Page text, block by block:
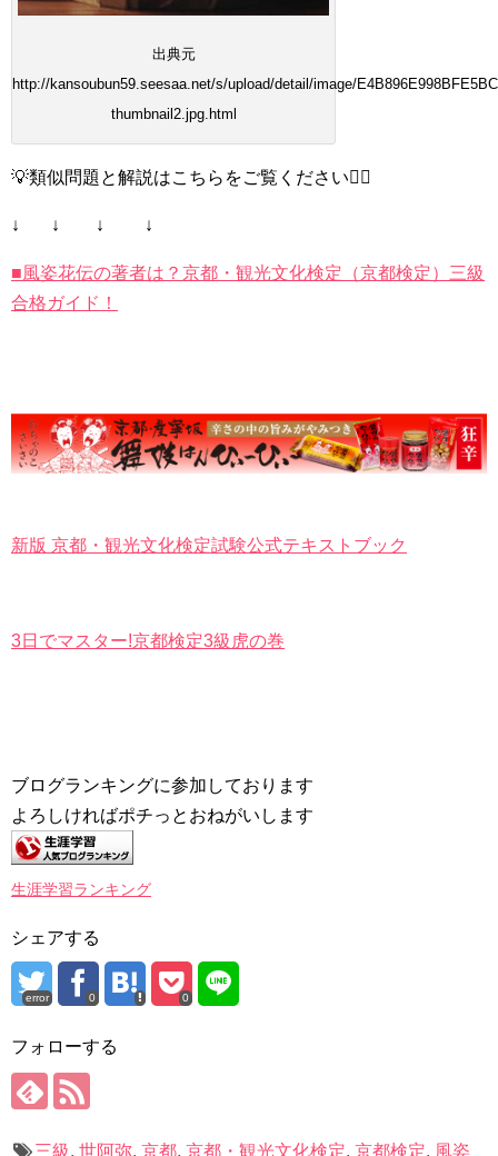
出典元
http://kansoubun59.seesaa.net/s/upload/detail/image/
thumbnail2.jpg.html
💡類似問題と解説はこちらをご覧ください💁‍♀️
↓ ↓ ↓ ↓
■風姿花伝の著者は？京都・観光文化検定（京都検定）三級
合格ガイド！
新版 京都・観光文化検定試験公式テキストブック
3日でマスター!京都検定3級虎の巻
ブログランキングに参加しております
よろしければポチっとおねがいします
生涯学習ランキング
シェアする
error 0 0
フォローする
三級, 世阿弥, 京都, 京都・観光文化検定, 京都検定, 風姿